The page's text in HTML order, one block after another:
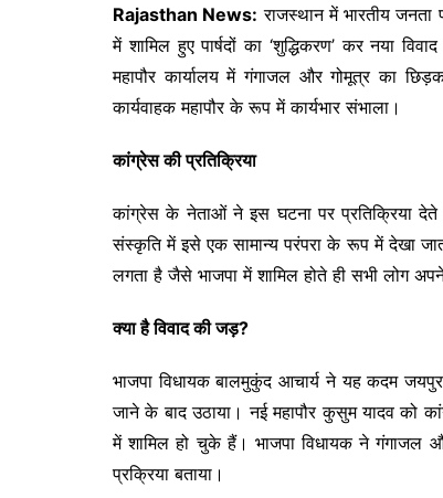
o
o
k
p
p
n
k
m
Rajasthan News: राजस्थान में भारतीय जनता
में शामिल हुए पार्षदों का ‘शुद्धिकरण’ कर नया
महापौर कार्यालय में गंगाजल और गोमूत्र का
कार्यवाहक महापौर के रूप में कार्यभार संभाला।
कांग्रेस की प्रतिक्रिया
कांग्रेस के नेताओं ने इस घटना पर प्रतिक्रिया देते
संस्कृति में इसे एक सामान्य परंपरा के रूप में देखा
लगता है जैसे भाजपा में शामिल होते ही सभी लोग अपने
क्या है विवाद की जड़?
भाजपा विधायक बालमुकुंद आचार्य ने यह कदम जयपुर
जाने के बाद उठाया। नई महापौर कुसुम यादव को
में शामिल हो चुके हैं। भाजपा विधायक ने गंगाजल
प्रक्रिया बताया।